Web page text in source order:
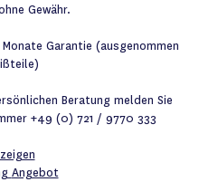
Gewähr.
Garantie (ausgenommen
Beratung melden Sie
+49 (0) 721 / 9770 333
Angebot